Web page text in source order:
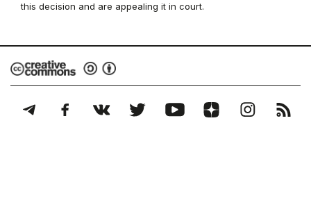
this decision and are appealing it in court.